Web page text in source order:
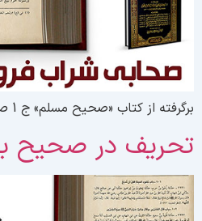
از کتاب «صحیح مسلم» ج 1 ص 742
در صحیح